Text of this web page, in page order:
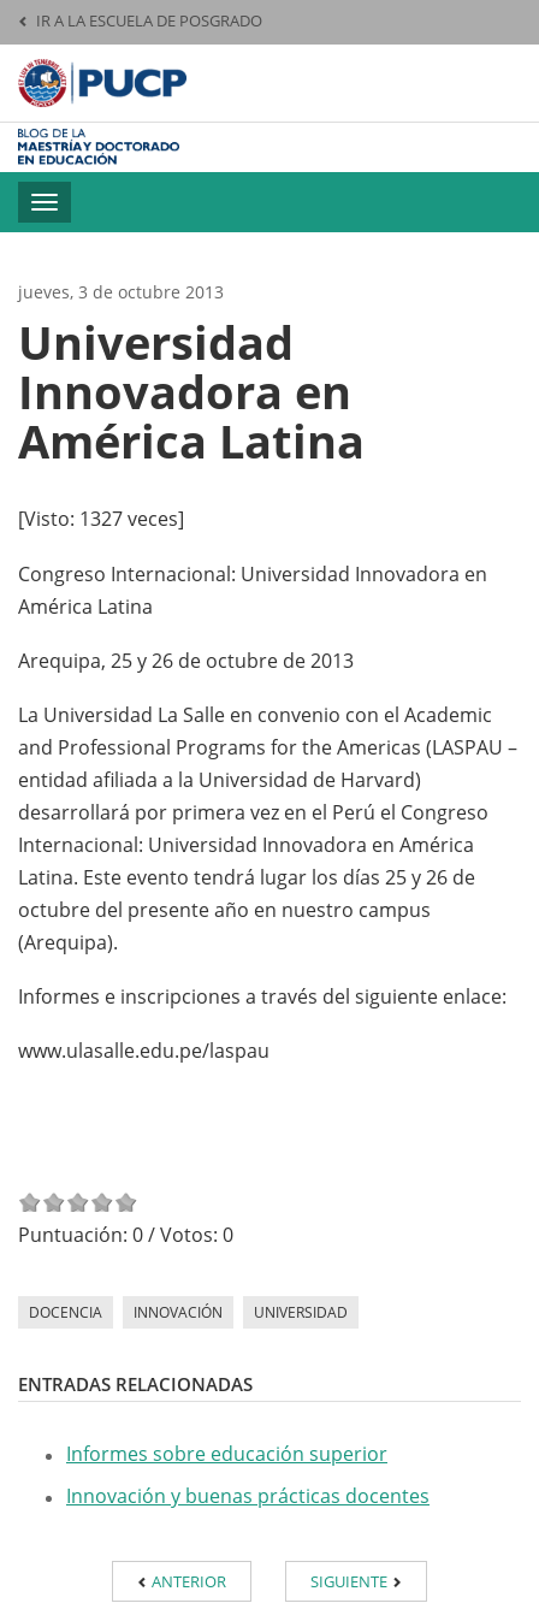
IR A LA ESCUELA DE POSGRADO
Pontificia
Toggle
navigation
jueves, 3 de octubre 2013
Universidad
Innovadora en
América Latina
[Visto: 1327 veces]
Congreso Internacional: Universidad Innovadora en
América Latina
Arequipa, 25 y 26 de octubre de 2013
La Universidad La Salle en convenio con el Academic
and Professional Programs for the Americas (LASPAU –
entidad afiliada a la Universidad de Harvard)
desarrollará por primera vez en el Perú el Congreso
Internacional: Universidad Innovadora en América
Latina. Este evento tendrá lugar los días 25 y 26 de
octubre del presente año en nuestro campus
(Arequipa).
Informes e inscripciones a través del siguiente enlace:
www.ulasalle.edu.pe/laspau
Puntuación: 0/ Votos: 0
DOCENCIA INNOVACIÓN UNIVERSIDAD
ENTRADAS RELACIONADAS
Informes sobre educación superior
Innovación y buenas prácticas docentes
ANTERIOR SIGUIENTE